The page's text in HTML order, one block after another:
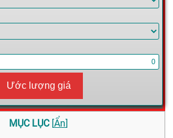
Ước lượng giá
MỤC LỤC [Ẩn]